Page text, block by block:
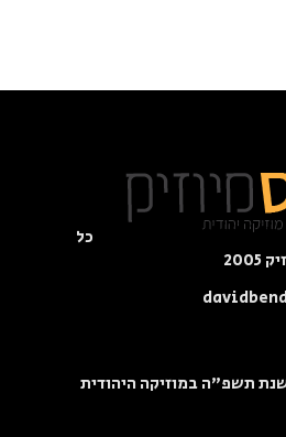
כל
תשפ"ה במוזיקה היהודית